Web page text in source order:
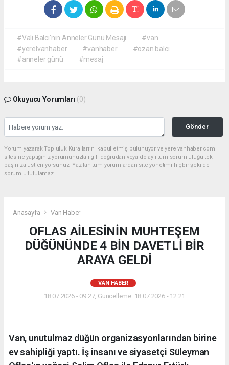
#Vali Balcı'nın Anneler Günü Mesajı
#van
#yerelvanhaber
#vanhaber
#ozan balcı
#anneler günü
#mesaj
Okuyucu Yorumları (0)
Gönder
Yorum yazarak Topluluk Kuralları’nı kabul etmiş bulunuyor ve yerelvanhaber.com
sitesine yaptığınız yorumunuzla ilgili doğrudan veya dolaylı tüm sorumluluğu tek
başınıza üstleniyorsunuz. Yazılan tüm yorumlardan site yönetimi hiçbir şekilde
sorumlu tutulamaz.
Anasayfa Van Haber
OFLAS AİLESİNİN MUHTEŞEM
DÜĞÜNÜNDE 4 BİN DAVETLİ BİR
ARAYA GELDİ
VAN HABER
18.07.2026 - 09:27, Güncelleme: 18.07.2026 - 12:21
Van, unutulmaz düğün organizasyonlarından birine
ev sahipliği yaptı. İş insanı ve siyasetçi Süleyman